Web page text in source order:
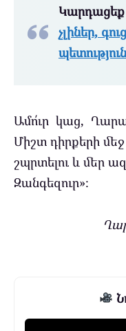
Կարդացեք
չլիներ,
Ամո՛ւր կաց,
Միշտ դիրքերի
շպրտելու և մեր
Զանգեզուր»։